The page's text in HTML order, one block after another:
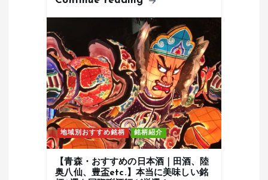
地域別おすすめ銘柄 銘柄紹介
【青森・おすすめの日本酒｜田酒、陸
奥八仙、豊盃etc.】本当に美味しい銘